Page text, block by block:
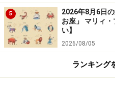
5
2026年8月6日
お座」 マリィ
い】
2026/08/05
ランキング